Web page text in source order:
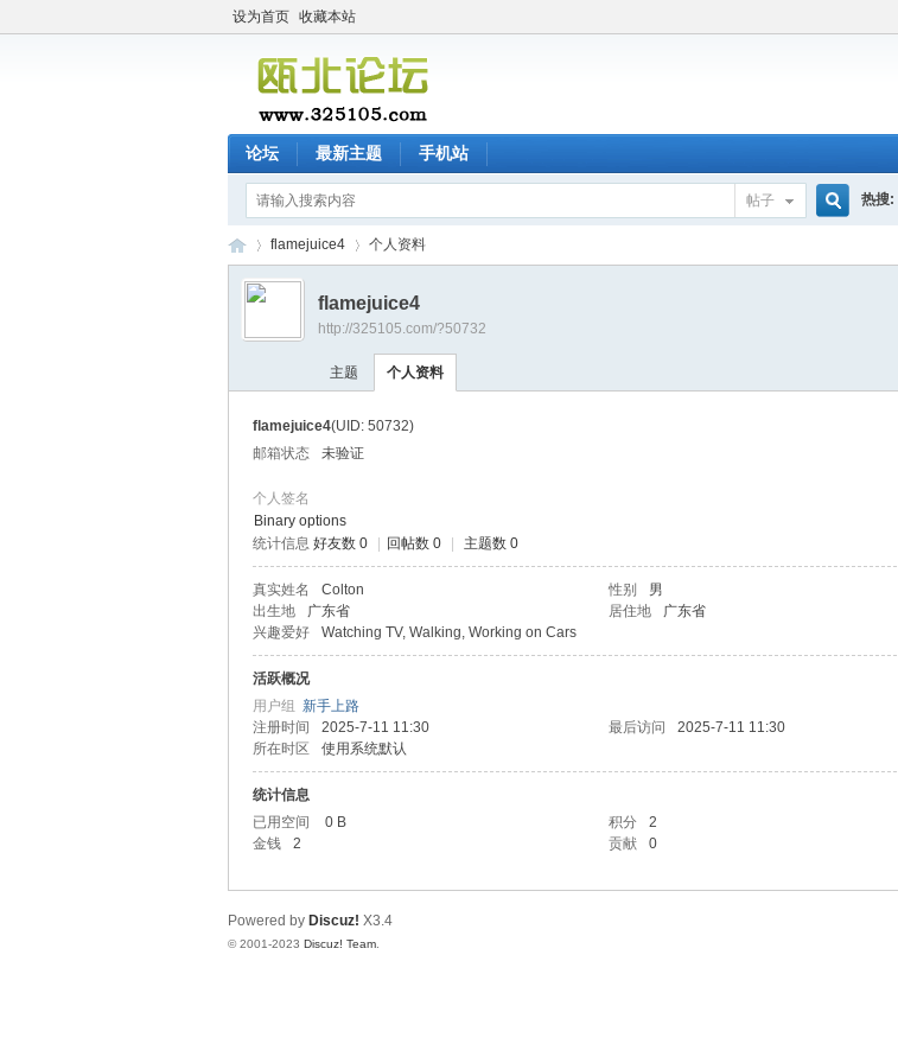
设为首页 收藏本站
论坛 最新主题 手机站
帖子 热搜:
›
flamejuice4 个人资料
flamejuice4
http://325105.com/?50732
主题 个人资料
flamejuice4(UID: 50732)
邮箱状态
未验证
个人签名
Binary options
统计信息 好友数 0 回帖数 0 主题数 0
真实姓名 Colton 性别 男
出生地
广东省 居住地 广东省
兴趣爱好
Watching TV, Walking, Working on Cars
活跃概况
用户组 新手上路
注册时间
2025-7-11 11:30 最后访问 2025-7-11 11:30
所在时区
使用系统默认
统计信息
已用空间
0 B 积分 2
金钱
2 贡献 0
Powered by Discuz! X3.4
© 2001-2023 Discuz! Team